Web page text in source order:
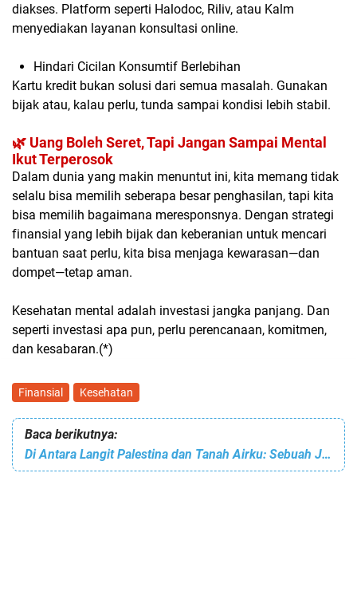
diakses. Platform seperti Halodoc, Riliv, atau Kalm
menyediakan layanan konsultasi online.
Hindari Cicilan Konsumtif Berlebihan
Kartu kredit bukan solusi dari semua masalah. Gunakan
bijak atau, kalau perlu, tunda sampai kondisi lebih stabil.
🌿 Uang Boleh Seret, Tapi Jangan Sampai Mental
Ikut Terperosok
Dalam dunia yang makin menuntut ini, kita memang tidak
selalu bisa memilih seberapa besar penghasilan, tapi kita
bisa memilih bagaimana meresponsnya. Dengan strategi
finansial yang lebih bijak dan keberanian untuk mencari
bantuan saat perlu, kita bisa menjaga kewarasan—dan
dompet—tetap aman.
Kesehatan mental adalah investasi jangka panjang. Dan
seperti investasi apa pun, perlu perencanaan, komitmen,
dan kesabaran.(*)
Finansial Kesehatan
Baca berikutnya:
Di Antara Langit Palestina dan Tanah Airku: Sebuah Janji yang Tak Pernah Padam